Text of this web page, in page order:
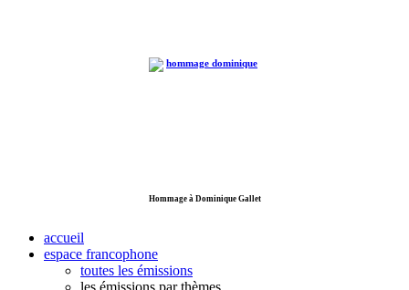
Hommage à Dominique Gallet
accueil
espace francophone
toutes les émissions
les émissions par thèmes